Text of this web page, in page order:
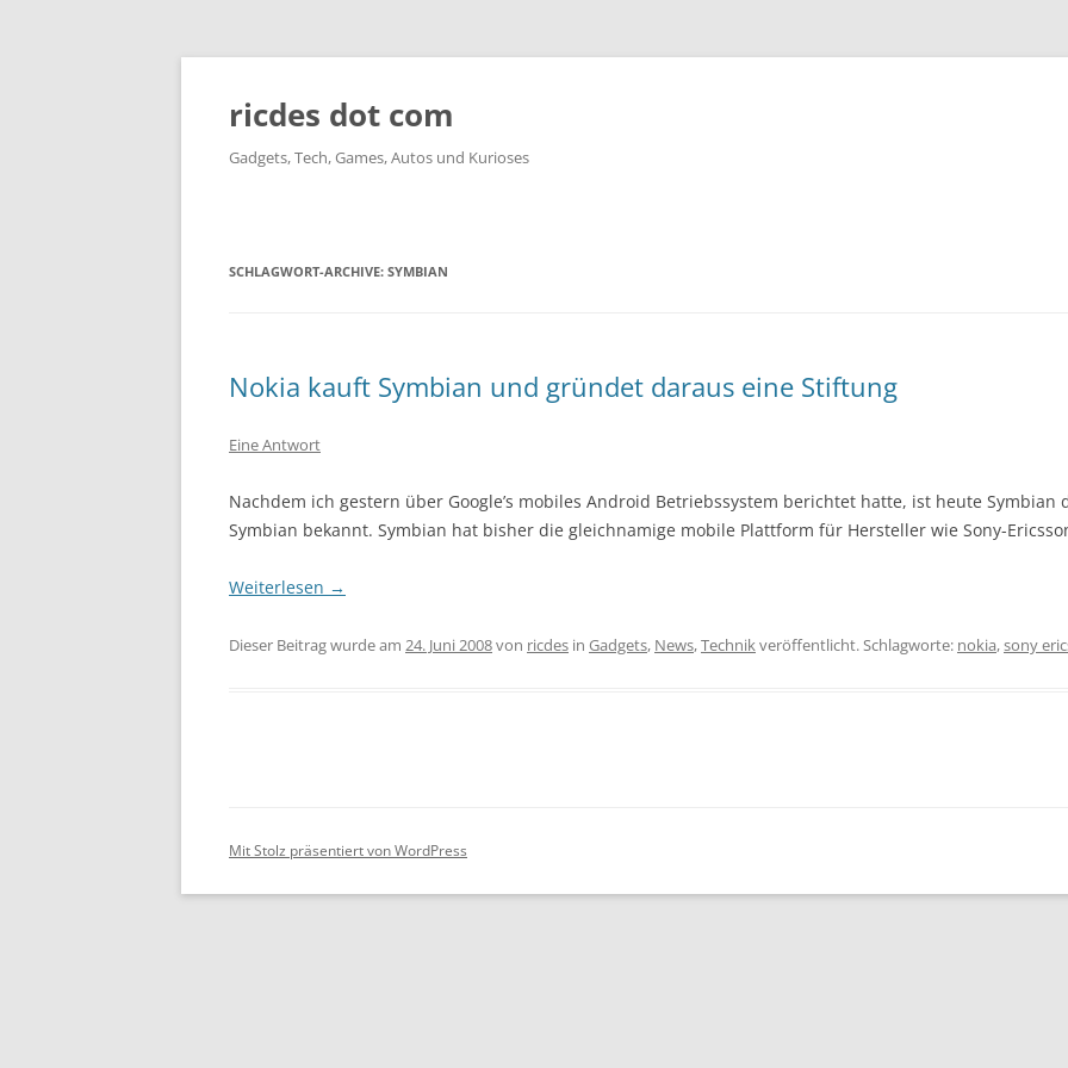
ricdes dot com
Gadgets, Tech, Games, Autos und Kurioses
SCHLAGWORT-ARCHIVE: SYMBIAN
Nokia kauft Symbian und gründet daraus eine Stiftung
Eine Antwort
Nachdem ich gestern über Google’s mobiles Android Betriebssystem berichtet hatte, ist heute Symbian
Symbian bekannt. Symbian hat bisher die gleichnamige mobile Plattform für Hersteller wie Sony-
Weiterlesen →
Dieser Beitrag wurde am 24. Juni 2008von ricdes in Gadgets, News,Technikveröffentlicht. Schlagworte: nokia,sony
Mit Stolz präsentiert von WordPress